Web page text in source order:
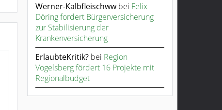
Werner-Kalbfleischwwbei Felix
Döring fordert Bürgerversicherung
zur Stabilisierung der
Krankenversicherung
ErlaubteKritik? bei Region
Vogelsberg fördert 16 Projekte mit
Regionalbudget